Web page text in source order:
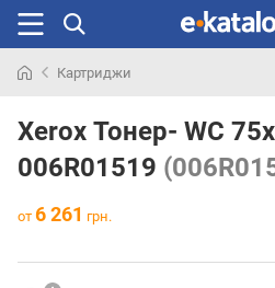
раньше
Картриджи
Xerox Тонер- WC
006R01519
от 6 261 грн.